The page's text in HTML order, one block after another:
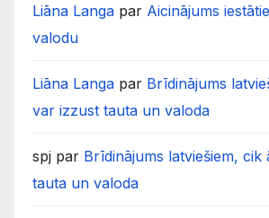
Liāna Langa par Aicinājums
valodu
Liāna Langa par Brīdinājums
var izzust tauta un valoda
spj par Brīdinājums latviešiem,
tauta un valoda